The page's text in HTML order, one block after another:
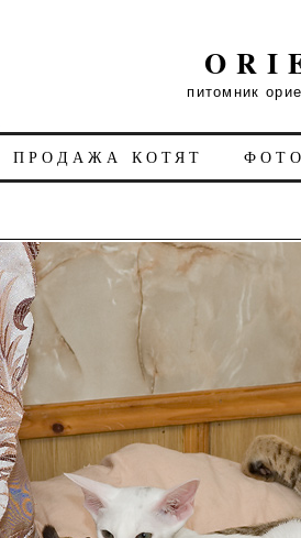
питомник
ПРОДАЖА КОТЯТ